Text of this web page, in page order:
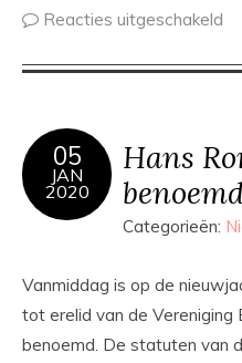
Reacties uitgeschakeld
05
JAN
2020
Hans
Categorieën:
Vanmiddag is op de
tot erelid van de Vereniging
benoemd. De statuten van